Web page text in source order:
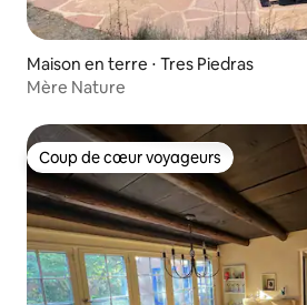
Maison en terre ⋅ Tres Piedras
Mère Nature
Coup de cœur voyageurs
Coup de cœur voyageurs